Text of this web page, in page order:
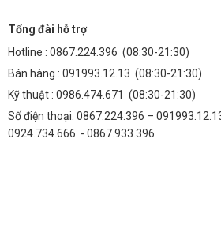
SẢN PHẨM NỔI BẬT
✓
Thành Đạt LED
Đèn LED chính hãng
✓
Đèn
Đèn
Tổng đài hỗ trợ
Hotline : 0867.224.396 (08:30-21:30)
Bán hàng : 091993.12.13 (08:30-21:30)
Kỹ thuật : 0986.474.671 (08:30-21:30)
Số điện thoại: 0867.224.396 –
0924.734.666 - 0867.933.396